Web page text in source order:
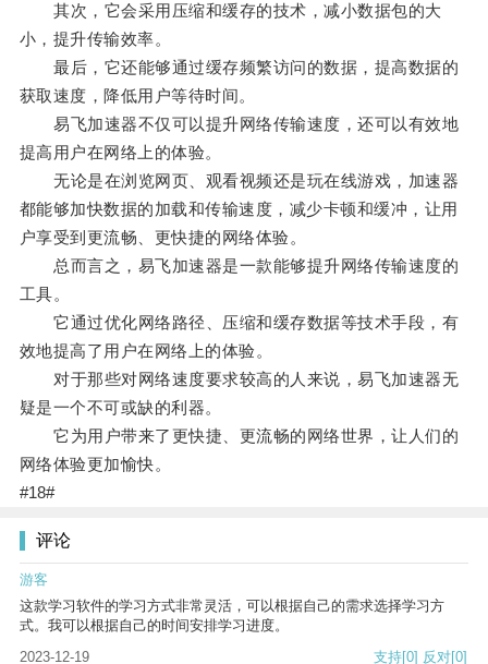
其次，它会采用压缩和缓存的技术，减小数据包的大
小，提升传输效率。
最后，它还能够通过缓存频繁访问的数据，提高数据的
获取速度，降低用户等待时间。
易飞加速器不仅可以提升网络传输速度，还可以有效地
提高用户在网络上的体验。
无论是在浏览网页、观看视频还是玩在线游戏，加速器
都能够加快数据的加载和传输速度，减少卡顿和缓冲，让用
户享受到更流畅、更快捷的网络体验。
总而言之，易飞加速器是一款能够提升网络传输速度的
工具。
它通过优化网络路径、压缩和缓存数据等技术手段，有
效地提高了用户在网络上的体验。
对于那些对网络速度要求较高的人来说，易飞加速器无
疑是一个不可或缺的利器。
它为用户带来了更快捷、更流畅的网络世界，让人们的
网络体验更加愉快。
#18#
评论
游客
这款学习软件的学习方式非常灵活，可以根据自己的需求选择学习方
式。我可以根据自己的时间安排学习进度。
2023-12-19
支持[0] 反对[0]